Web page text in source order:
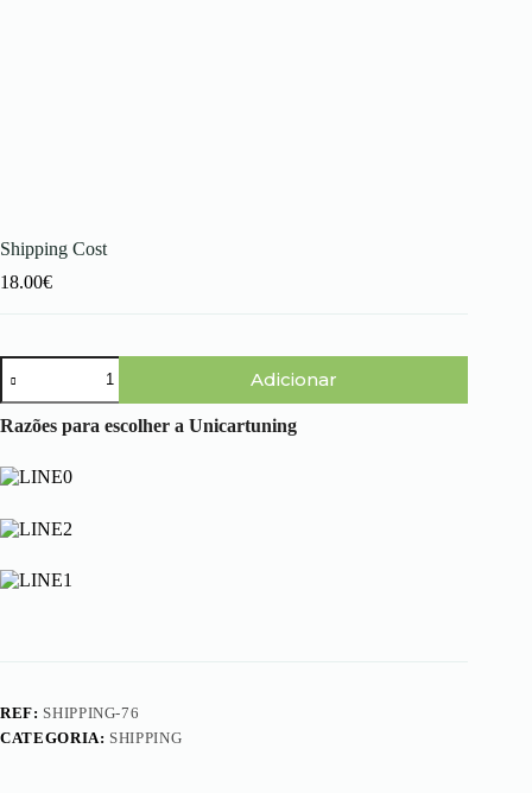
Shipping Cost
18.00€
Quantidade
de
Shipping
Cost
Adicionar
Razões para escolher a Unicartuning
REF: SHIPPING-76
CATEGORIA: SHIPPING